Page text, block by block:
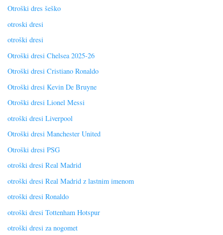
Otroški dres šeško
otroski dresi
otroški dresi
Otroški dresi Chelsea 2025-26
Otroški dresi Cristiano Ronaldo
Otroški dresi Kevin De Bruyne
Otroški dresi Lionel Messi
otroški dresi Liverpool
Otroški dresi Manchester United
Otroški dresi PSG
otroški dresi Real Madrid
otroški dresi Real Madrid z lastnim imenom
otroški dresi Ronaldo
otroški dresi Tottenham Hotspur
otroški dresi za nogomet